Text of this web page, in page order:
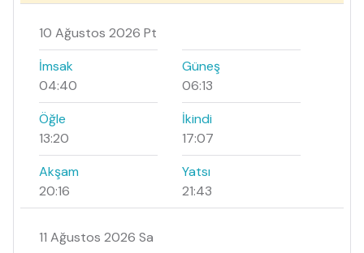
10 Ağustos 2026 Pt
İmsak
04:40
Güneş
06:13
Öğle
13:20
İkindi
17:07
Akşam
20:16
Yatsı
21:43
11 Ağustos 2026 Sa